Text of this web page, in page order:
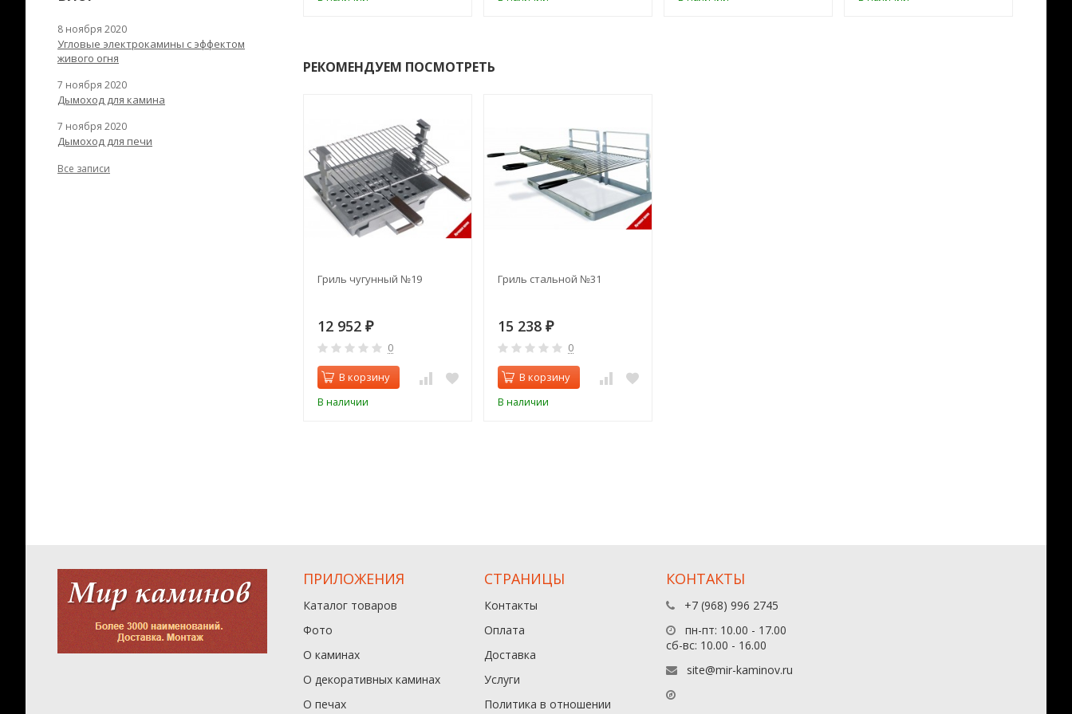
РЕКОМЕНДУЕМ ПОСМОТРЕТЬ
Гриль чугунный №19
12 952 ₽
0
В корзину
В наличии
Гриль стальной №31
15 238 ₽
0
В корзину
В наличии
8 ноября 2020
Угловые электрокамины с эффектом
живого огня
7 ноября 2020
Дымоход для камина
7 ноября 2020
Дымоход для печи
Все записи
ПРИЛОЖЕНИЯ
Каталог товаров
Фото
О каминах
О декоративных каминах
О печах
СТРАНИЦЫ
Контакты
Оплата
Доставка
Услуги
Политика в отношении
КОНТАКТЫ
+7 (968) 996 2745
пн-пт: 10.00 - 17.00
сб-вс: 10.00 - 16.00
site@mir-kaminov.ru